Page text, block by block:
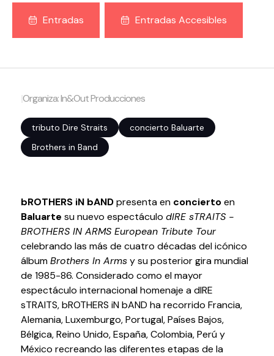
Volver al inicio Cerrar
Agenda
Suscríbete a la newsletter
Entradas
Histórico
Organiza
Espacios
Tour Virtual
Servicios
Organizar evento
Testimonios
Últimos Eventos
Baluarte
Entradas Entradas Accesibles
Organiza: In&Out Producciones
tributo Dire Straits
concierto Baluarte
Brothers in Band
bROTHERS iN bANDpresenta en conciertoen
Baluarte su nuevo espectáculo dIRE sTRAITS -
BROTHERS IN ARMS European Tribute Tour
celebrando las más de cuatro décadas del icónico
álbumBrothers In Armsy su posterior gira mundial
de 1985-86. Considerado como el mayor
espectáculo internacional homenaje a dIRE
sTRAITS, bROTHERS iN bAND ha recorrido Francia,
Alemania, Luxemburgo, Portugal, Países Bajos,
Bélgica, Reino Unido, España, Colombia, Perú y
México recreando las diferentes etapas de la